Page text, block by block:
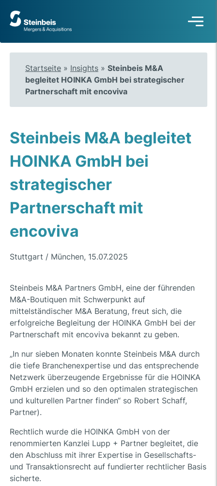
Zur
Startseite
Startseite » Insights » Steinbeis M&A
begleitet HOINKA GmbH bei strategischer
Partnerschaft mit encoviva
Steinbeis M&A begleitet
HOINKA GmbH bei
strategischer
Partnerschaft mit
encoviva
Stuttgart / München, 15.07.2025
Steinbeis M&A Partners GmbH, eine der führenden
M&A-Boutiquen mit Schwerpunkt auf
mittelständischer M&A Beratung, freut sich, die
erfolgreiche Begleitung der HOINKA GmbH bei der
Partnerschaft mit encoviva bekannt zu geben.
„In nur sieben Monaten konnte Steinbeis M&A durch
die tiefe Branchenexpertise und das entsprechende
Netzwerk überzeugende Ergebnisse für die HOINKA
GmbH erzielen und so den optimalen strategischen
und kulturellen Partner finden“ so Robert Schaff,
Partner).
Rechtlich wurde die HOINKA GmbH von der
renommierten Kanzlei Lupp + Partner begleitet, die
den Abschluss mit ihrer Expertise in Gesellschafts-
und Transaktionsrecht auf fundierter rechtlicher Basis
sicherte.